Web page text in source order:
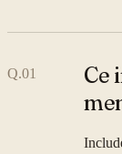
Q.01
Ce